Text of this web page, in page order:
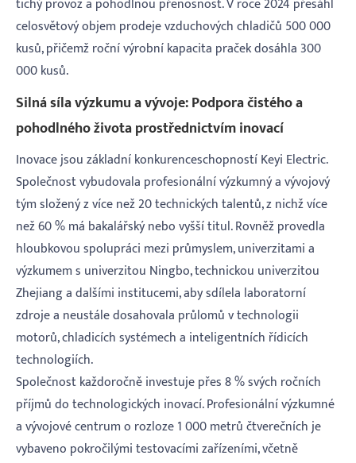
celosvětový objem prodeje vzduchových chladičů 500 000
kusů, přičemž roční výrobní kapacita praček dosáhla 300
000 kusů.
Silná síla výzkumu a vývoje: Podpora čistého a
pohodlného života prostřednictvím inovací
Inovace jsou základní konkurenceschopností Keyi Electric.
Společnost vybudovala profesionální výzkumný a vývojový
tým složený z více než 20 technických talentů, z nichž více
než 60 % má bakalářský nebo vyšší titul. Rovněž provedla
hloubkovou spolupráci mezi průmyslem, univerzitami a
výzkumem s univerzitou Ningbo, technickou univerzitou
Zhejiang a dalšími institucemi, aby sdílela laboratorní
zdroje a neustále dosahovala průlomů v technologii
motorů, chladicích systémech a inteligentních řídicích
technologiích.
Společnost každoročně investuje přes 8 % svých ročních
příjmů do technologických inovací. Profesionální výzkumné
a vývojové centrum o rozloze 1 000 metrů čtverečních je
vybaveno pokročilými testovacími zařízeními, včetně